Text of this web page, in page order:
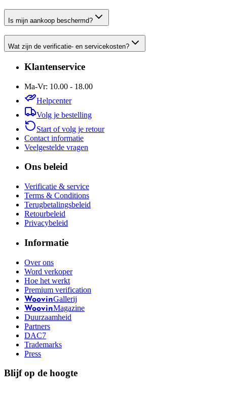
Is mijn aankoop beschermd?
Wat zijn de verificatie- en servicekosten?
Klantenservice
Ma-Vr: 10.00 - 18.00
Helpcenter
Volg je bestelling
Start of volg je retour
Contact informatie
Veelgestelde vragen
Ons beleid
Verificatie & service
Terms & Conditions
Terugbetalingsbeleid
Retourbeleid
Privacybeleid
Informatie
Over ons
Word verkoper
Hoe het werkt
Premium verification
WoovinGallerij
WoovinMagazine
Duurzaamheid
Partners
DAC7
Trademarks
Press
Blijf op de hoogte